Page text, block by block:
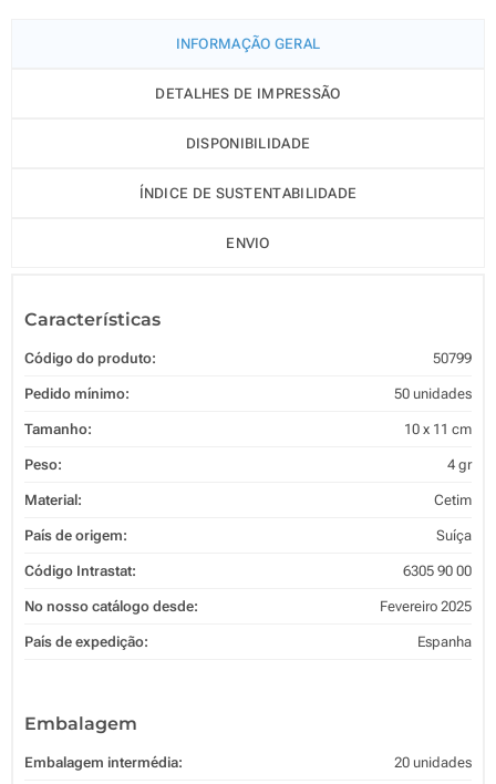
INFORMAÇÃO GERAL
DETALHES DE IMPRESSÃO
DISPONIBILIDADE
ÍNDICE DE SUSTENTABILIDADE
ENVIO
Características
Código do produto: 50799
Pedido mínimo: 50 unidades
Tamanho: 10 x 11 cm
Peso: 4 gr
Material: Cetim
País de origem: Suíça
Código Intrastat: 6305 90 00
No nosso catálogo desde: Fevereiro 2025
País de expedição: Espanha
Embalagem
Embalagem intermédia: 20 unidades